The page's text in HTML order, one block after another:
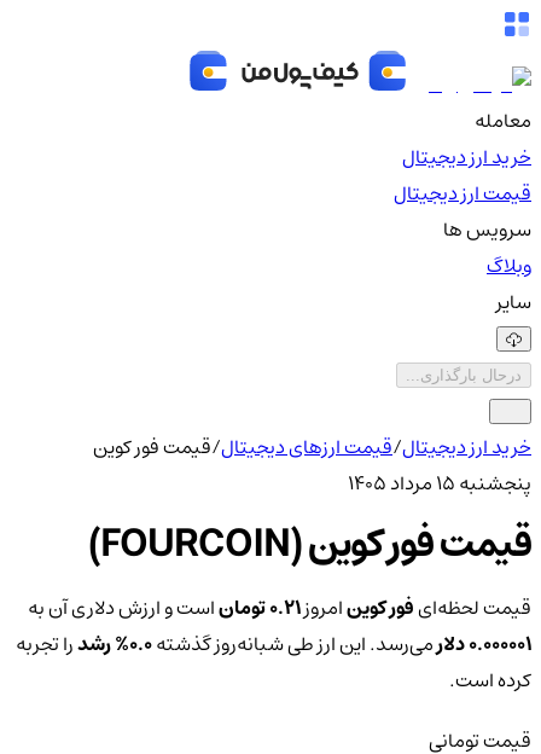
معامله
خرید ارز دیجیتال
قیمت ارز دیجیتال
سرویس ها
وبلاگ
سایر
درحال بارگذاری...
خرید ارز دیجیتال/قیمت ارزهای دیجیتال/قیمت فور کوین
پنجشنبه ۱۵ مرداد ۱۴۰۵
قیمت فور کوین (FOURCOIN)
قیمت لحظه‌ایفور کوینامروز0.21 تومان
است و ارزش دلاری آن به
0.000001 دلار
می‌رسد. این ارز طی شبانه‌روز گذشته0.0% رشدرا تجربه
کرده است.
قیمت تومانی